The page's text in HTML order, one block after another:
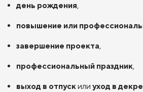
день рождения,
повышение или
завершение проекта,
профессиональный праздник,
выход в отпускили уход в